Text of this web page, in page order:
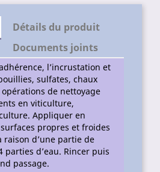
Détails du produit
Documents joints
l’incrustation et
sulfates, chaux
de nettoyage
en viticulture,
Appliquer en
propres et froides
raison d’une partie de
parties d’eau. Rincer puis
passage.